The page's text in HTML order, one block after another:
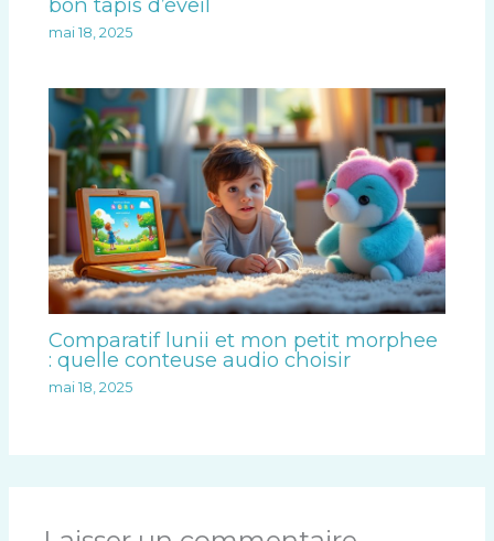
mai 18, 2025
Comparatif lunii et mon petit morphee
: quelle conteuse audio choisir
mai 18, 2025